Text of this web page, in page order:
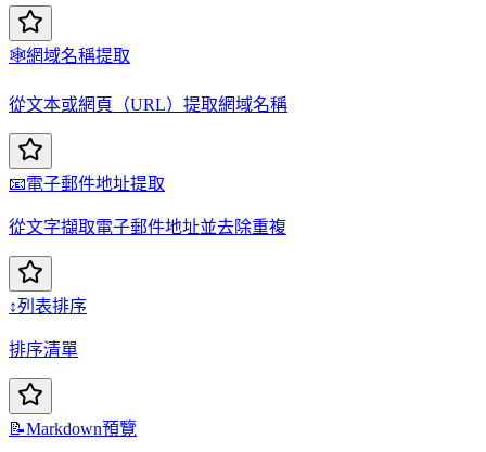
🕸️網域名稱提取
從文本或網頁（URL）提取網域名稱
📧電子郵件地址提取
從文字擷取電子郵件地址並去除重複
↕️列表排序
排序清單
📝Markdown預覽